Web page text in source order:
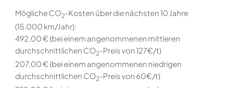
Mögliche CO2-Kosten über die nächsten 10 Jahre
(15.000 km/Jahr):
492,00 € (bei einem angenommenen mittleren
durchschnittlichen CO2-Preis von 127€/t)
207,00 € (bei einem angenommenen niedrigen
durchschnittlichen CO2-Preis von 60€/t)